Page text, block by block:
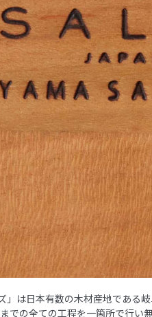
」は日本有数の木材産地である
での全ての工程を一箇所で行い